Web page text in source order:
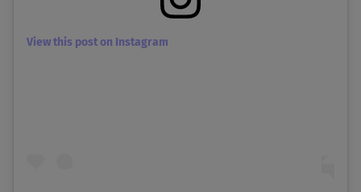
View this post on Instagram